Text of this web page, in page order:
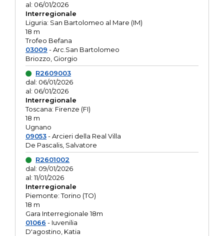
al: 06/01/2026
Interregionale
Liguria: San Bartolomeo al Mare (IM)
18 m
Trofeo Befana
03009 - Arc.San Bartolomeo
Briozzo, Giorgio
R2609003
dal: 06/01/2026
al: 06/01/2026
Interregionale
Toscana: Firenze (FI)
18 m
Ugnano
09053- Arcieri della Real Villa
De Pascalis, Salvatore
R2601002
dal: 09/01/2026
al: 11/01/2026
Interregionale
Piemonte: Torino (TO)
18 m
Gara Interregionale 18m
01066 - Iuvenilia
D'agostino, Katia